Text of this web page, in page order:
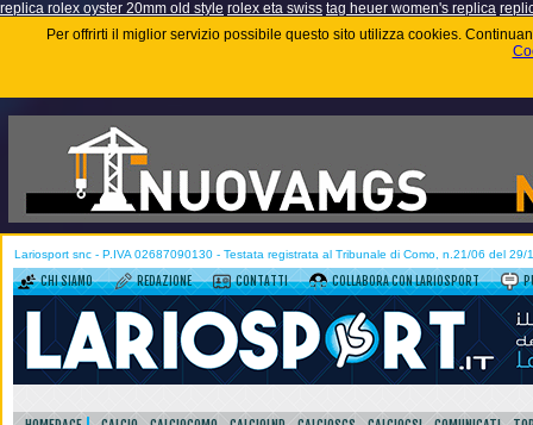
replica rolex oyster 20mm old style rolex eta swiss tag heuer women's replica
Per offrirti il miglior servizio possibile questo sito utilizza cookies.
Lariosport snc - P.IVA 02687090130 - Testata registrata al Tribunale di Como, n.21/06 del 29/
CHI SIAMO REDAZIONE CONTATTI COLLABORA CON LARIOSPORT